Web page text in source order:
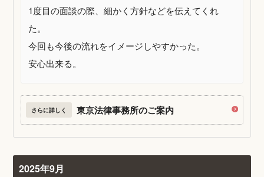
1度目の面談の際、細かく方針などを伝えてくれ
た。
今回も今後の流れをイメージしやすかった。
安心出来る。
さらに詳しく 東京法律事務所のご案内
2025年9月